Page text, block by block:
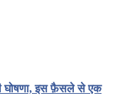
घोषणा, इस फ़ैसले से एक